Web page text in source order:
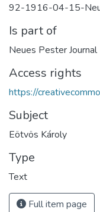
92-1916-04-15-
Is part of
Neues Pester Journal
Access rights
https://
Subject
Eötvös Károly
Type
Text
Full item page